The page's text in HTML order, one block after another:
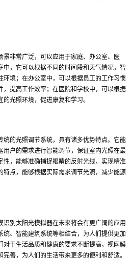
景非常广泛，可以应用于家庭、办公室、医
中，它可以根据不同的时间段和天气情况，智
环境；在办公室中，可以根据员工的工作习惯
，提高工作效率；在医院和学校中，可以根据
光照环境，促进康复和学习。
统的光照调节系统，具有诸多优势特点。它能
用户的需求进行智能调节，保证室内光照在最
性，能够准确捕捉眼睛的反射光线，实现精准
特点，能够根据实际需求调节光照，减少能源
识别太阳光模拟器在未来将会有更广阔的应用
、智能建筑系统等相结合，为人们提供更加
对于生活品质和健康的要求不断提高，视网膜
善，为人们的生活带来更多的便利和舒适。